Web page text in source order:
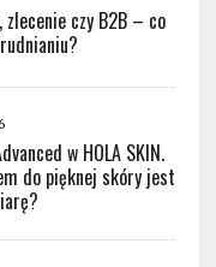
zlecenie czy B2B – co
w HOLA SKIN.
do pięknej skóry jest